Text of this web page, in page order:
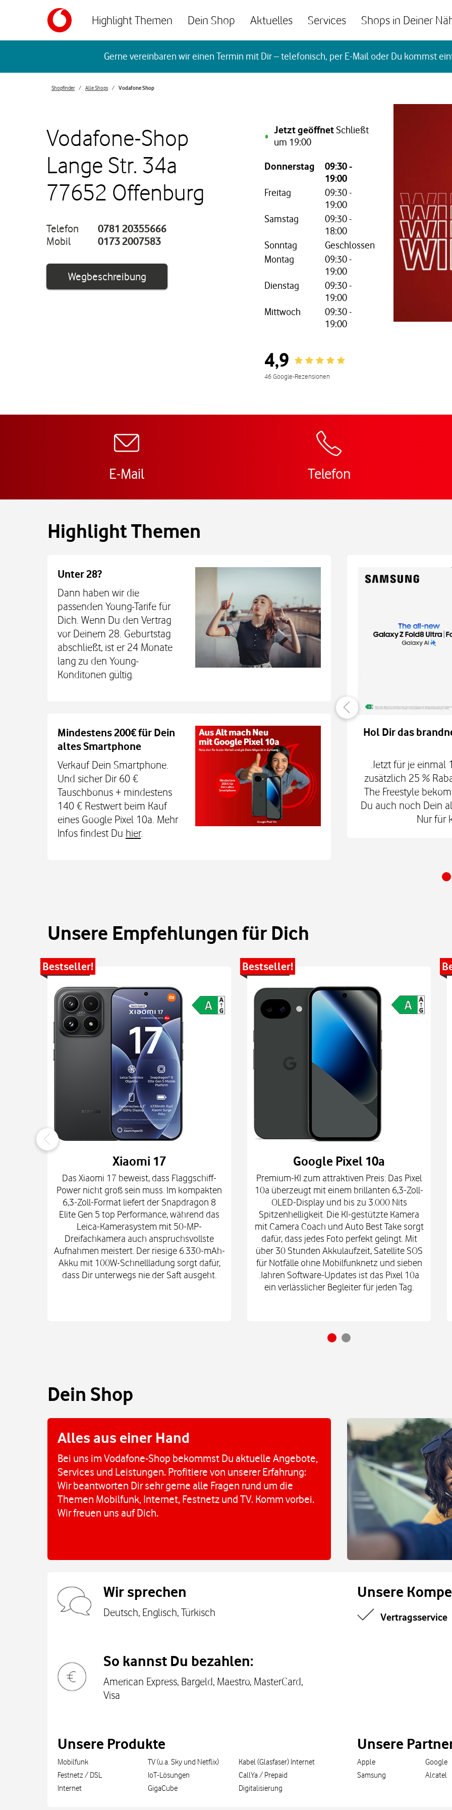
Highlight Themen Dein Shop Aktuelles Services Shops in Deiner
Gerne vereinbaren wir einen Termin mit Dir – telefonisch, per E-Mail oder Du kommst
Shopfinder Alle Shops Vodafone Shop
Vodafone-Shop
Lange Str. 34a
77652 Offenburg
Telefon
0781 20355666
Mobil
0173 2007583
WegbeschreibungLink öffnet in einem neuen Tab
Jetzt geöffnet Schließt
um 19:00
Wochentag,Öffnungszeiten
Donnerstag 09:30-
19:00
Freitag
09:30-
19:00
Samstag
09:30-
18:00
Sonntag
Geschlossen
Montag
09:30-
19:00
Dienstag
09:30-
19:00
Mittwoch
09:30-
19:00
4,9 Rating 4.9
46 Google-Rezensionen
E-Mail Telefon
Highlight Themen
Unter 28?
Dann haben wir die
passenden Young-Tarife für
Dich. Wenn Du den Vertrag
vor Deinem 28. Geburtstag
abschließt, ist er 24 Monate
lang zu den Young-
Konditonen gültig.
Mindestens 200€ für Dein
altes Smartphone
Verkauf Dein Smartphone.
Und sicher Dir 60 €
Tauschbonus + mindestens
140 € Restwert beim Kauf
eines Google Pixel 10a. Mehr
Infos findest Du hier.
Auch auf dem Schulweg immer verbunden
Dein Kind bleibt unterwegs auch ohne Smartphone mit
Sicherheit erreichbar. Mit der Xplora X6Play 2nd Gen. oder der
TCL MT48X Smartwatch für je einmal 1 € zum Smart Tech M.
Den Tarif gibt's jetzt 3 Monate für 0 € und danach für mtl. 9,99
€. Alle Infos bei uns im Shop.
Hol Dir das
Jetzt für je einmal
zusätzlich 25 %
The Freestyle
Du auch noch Dein
Nur für
Unsere Empfehlungen für Dich
Bestseller!
Xiaomi 17
Das Xiaomi 17 beweist, dass Flaggschiff-
Power nicht groß sein muss. Im kompakten
6,3-Zoll-Format liefert der Snapdragon 8
Elite Gen 5 top Performance, während das
Leica-Kamerasystem mit 50-MP-
Dreifachkamera auch anspruchsvollste
Aufnahmen meistert. Der riesige 6.330-mAh-
Akku mit 100W-Schnellladung sorgt dafür,
dass Dir unterwegs nie der Saft ausgeht.
Bestseller!
Google Pixel 10a
Premium-KI zum attraktiven Preis: Das Pixel
10a überzeugt mit einem brillanten 6,3-Zoll-
OLED-Display und bis zu 3.000 Nits
Spitzenhelligkeit. Die KI-gestützte Kamera
mit Camera Coach und Auto Best Take sorgt
dafür, dass jedes Foto perfekt gelingt. Mit
über 30 Stunden Akkulaufzeit, Satellite SOS
für Notfälle ohne Mobilfunknetz und sieben
Jahren Software-Updates ist das Pixel 10a
ein verlässlicher Begleiter für jeden Tag.
Dein Shop
Alles aus einer Hand
Bei uns im Vodafone-Shop bekommst Du aktuelle Angebote,
Services und Leistungen. Profitiere von unserer Erfahrung:
Wir beantworten Dir sehr gerne alle Fragen rund um die
Themen Mobilfunk, Internet, Festnetz und TV. Komm vorbei.
Wir freuen uns auf Dich.
Wir sprechen
Deutsch, Englisch, Türkisch
So kannst Du bezahlen:
American Express, Bargeld, Maestro, MasterCard,
Visa
Unsere
Vertragsservice
Unsere Produkte
Mobilfunk
Festnetz / DSL
Internet
TV (u.a. Sky und Netflix)
IoT-Lösungen
GigaCube
Kabel (Glasfaser) Internet
CallYa / Prepaid
Digitalisierung
Unsere
Apple
Samsung
Google
Alcatel